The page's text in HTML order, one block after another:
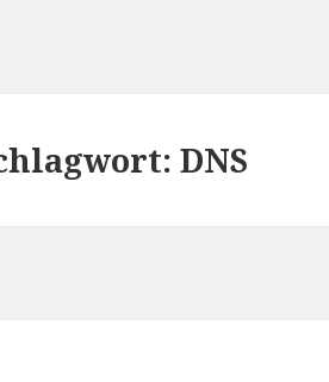
DNS